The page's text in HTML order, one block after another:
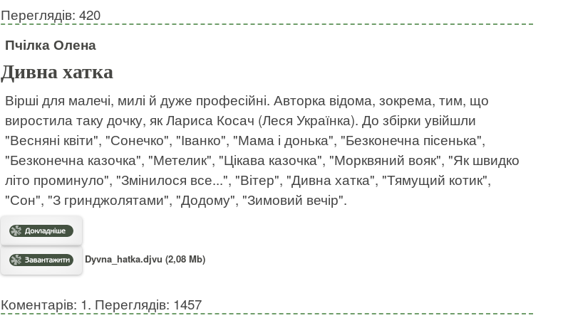
Переглядів: 420
Пчілка Олена
Дивна хатка
Вірші для малечі, милі й дуже професійні. Авторка відома, зокрема, тим, що
виростила таку дочку, як Лариса Косач (Леся Українка). До збірки увійшли
"Весняні квіти", "Сонечко", "Іванко", "Мама і донька", "Безконечна пісенька",
"Безконечна казочка", "Метелик", "Цікава казочка", "Морквяний вояк", "Як швидко
літо проминуло", "Змінилося все...", "Вітер", "Дивна хатка", "Тямущий котик",
"Сон", "З гринджолятами", "Додому", "Зимовий вечір".
Dyvna_hatka.djvu (2,08 Mb)
Коментарів: 1. Переглядів: 1457